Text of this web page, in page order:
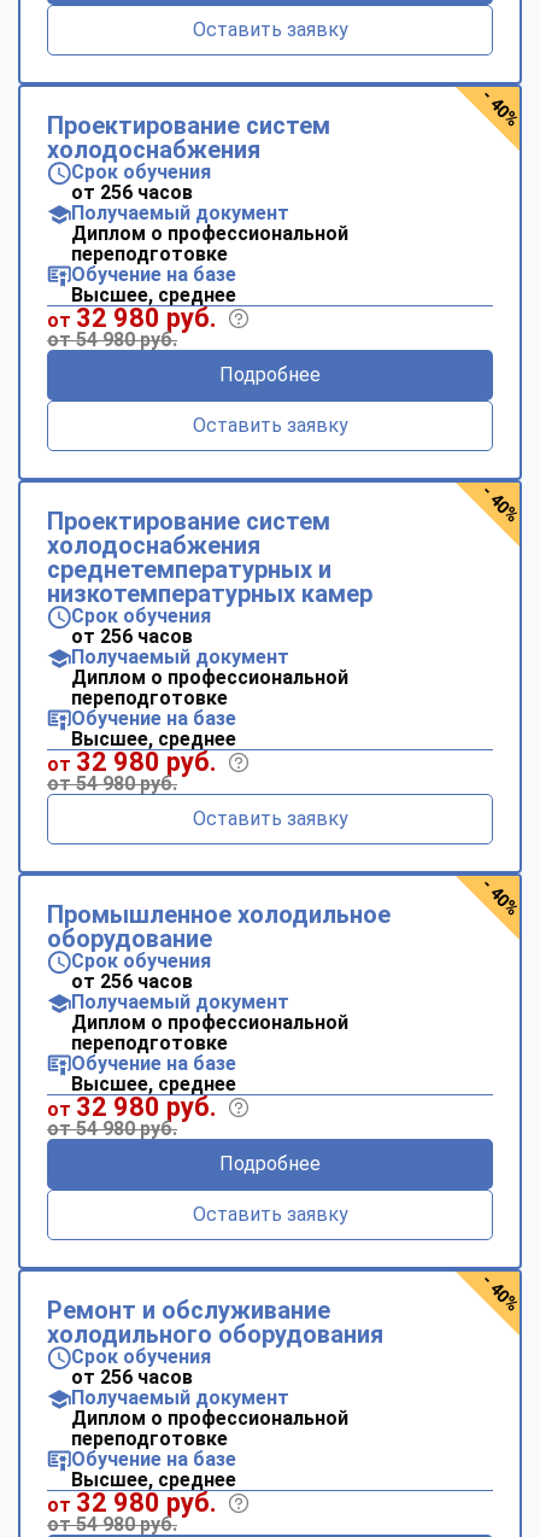
Оставить заявку
Проектирование систем
холодоснабжения
Срок обучения
от 256 часов
Получаемый документ
Диплом о профессиональной
переподготовке
Обучение на базе
Высшее, среднее
от 32 980 руб.
от 54 980 руб.
Подробнее
Оставить заявку
- 40%
Проектирование систем
холодоснабжения
среднетемпературных и
низкотемпературных камер
Срок обучения
от 256 часов
Получаемый документ
Диплом о профессиональной
переподготовке
Обучение на базе
Высшее, среднее
от 32 980 руб.
от 54 980 руб.
Оставить заявку
- 40%
Промышленное холодильное
оборудование
Срок обучения
от 256 часов
Получаемый документ
Диплом о профессиональной
переподготовке
Обучение на базе
Высшее, среднее
от 32 980 руб.
от 54 980 руб.
Подробнее
Оставить заявку
- 40%
Ремонт и обслуживание
холодильного оборудования
Срок обучения
от 256 часов
Получаемый документ
Диплом о профессиональной
переподготовке
Обучение на базе
Высшее, среднее
от 32 980 руб.
от 54 980 руб.
- 40%